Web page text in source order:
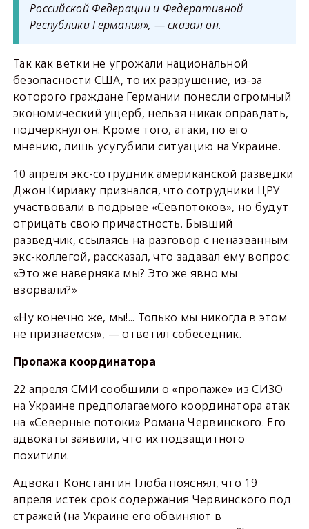
Российской Федерации и Федеративной
Республики Германия», — сказал он.
Так как ветки не угрожали национальной
безопасности США, то их разрушение, из-за
которого граждане Германии понесли огромный
экономический ущерб, нельзя никак оправдать,
подчеркнул он. Кроме того, атаки, по его
мнению, лишь усугубили ситуацию на Украине.
10 апреля экс-сотрудник американской разведки
Джон Кириаку признался, что сотрудники ЦРУ
участвовали в подрыве «Севпотоков», но будут
отрицать свою причастность. Бывший
разведчик, ссылаясь на разговор с неназванным
экс-коллегой, рассказал, что задавал ему вопрос:
«Это же наверняка мы? Это же явно мы
взорвали?»
«Ну конечно же, мы!... Только мы никогда в этом
не признаемся», — ответил собеседник.
Пропажа координатора
22 апреля СМИ сообщили о «пропаже» из СИЗО
на Украине предполагаемого координатора атак
на «Северные потоки» Романа Червинского. Его
адвокаты заявили, что их подзащитного
похитили.
Адвокат Константин Глоба пояснял, что 19
апреля истек срок содержания Червинского под
стражей (на Украине его обвиняют в